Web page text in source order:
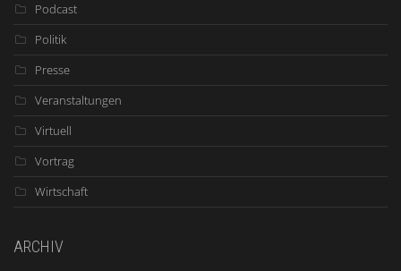
Podcast
Politik
Presse
Veranstaltungen
Virtuell
Vortrag
Wirtschaft
ARCHIV